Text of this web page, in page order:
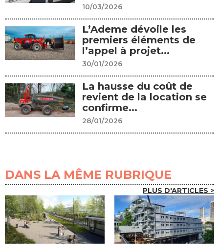
10/03/2026
L’Ademe dévoile les
premiers éléments de
l’appel à projet...
30/01/2026
La hausse du coût de
revient de la location se
confirme...
28/01/2026
DANS LA MÊME RUBRIQUE
PLUS D'ARTICLES >